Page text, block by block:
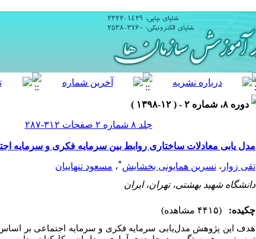
دوره ۸، شماره ۲ - ( ۱۲-۱۳۹۸ )
جلد ۸ شماره ۲ صفحات ۳۱۲-۲۸۷
مدل یابی معادلات ساختاری روابط بین سرمایه فکری و سرمایه
تقی زوار ، نسرین همایونی بخشایش*، مسعود تنهاییان
دانشگاه شهید بهشتی، تهران، ایران
چکیده: (۴۴۱۵ مشاهده)
هدف این پژوهش مدل‌یابی سرمایه فکری و سرمایه اجتماعی بر